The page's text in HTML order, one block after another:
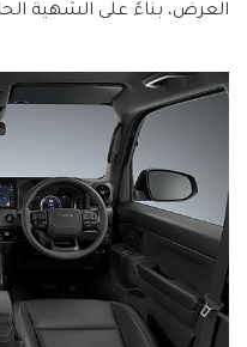
العرض، بناءً على الشهية